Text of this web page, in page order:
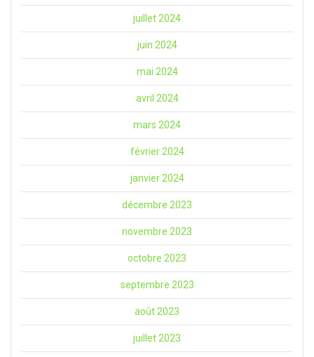
juillet 2024
juin 2024
mai 2024
avril 2024
mars 2024
février 2024
janvier 2024
décembre 2023
novembre 2023
octobre 2023
septembre 2023
août 2023
juillet 2023